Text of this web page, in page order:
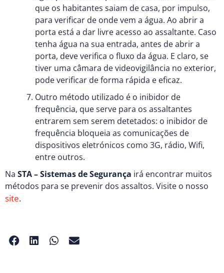
que os habitantes saiam de casa, por impulso,
para verificar de onde vem a água. Ao abrir a
porta está a dar livre acesso ao assaltante. Caso
tenha água na sua entrada, antes de abrir a
porta, deve verifica o fluxo da água. E claro, se
tiver uma câmara de videovigilância no exterior,
pode verificar de forma rápida e eficaz.
Outro método utilizado é o inibidor de
frequência, que serve para os assaltantes
entrarem sem serem detetados: o inibidor de
frequência bloqueia as comunicações de
dispositivos eletrónicos como 3G, rádio, Wifi,
entre outros.
Na STA – Sistemas de Segurança irá encontrar muitos
métodos para se prevenir dos assaltos. Visite o nosso
site.